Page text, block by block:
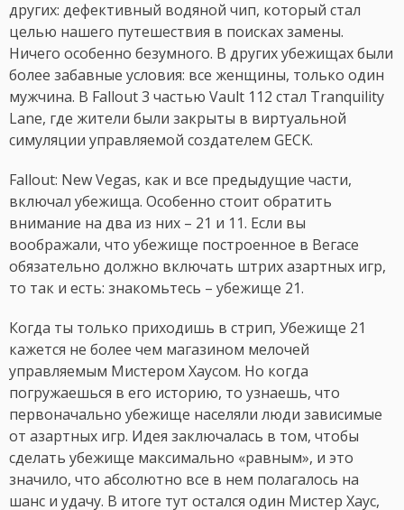
других: дефективный водяной чип, который стал
целью нашего путешествия в поисках замены.
Ничего особенно безумного. В других убежищах были
более забавные условия: все женщины, только один
мужчина. В Fallout 3 частью Vault 112 стал Tranquility
Lane, где жители были закрыты в виртуальной
симуляции управляемой создателем GECK.
Fallout: New Vegas, как и все предыдущие части,
включал убежища. Особенно стоит обратить
внимание на два из них – 21 и 11. Если вы
воображали, что убежище построенное в Вегасе
обязательно должно включать штрих азартных игр,
то так и есть: знакомьтесь – убежище 21.
Когда ты только приходишь в стрип, Убежище 21
кажется не более чем магазином мелочей
управляемым Мистером Хаусом. Но когда
погружаешься в его историю, то узнаешь, что
первоначально убежище населяли люди зависимые
от азартных игр. Идея заключалась в том, чтобы
сделать убежище максимально «равным», и это
значило, что абсолютно все в нем полагалось на
шанс и удачу. В итоге тут остался один Мистер Хаус,